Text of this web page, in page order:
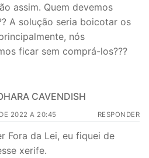
assim. Quem devemos
A solução seria boicotar os
nós
ficar sem comprá-los???
CAVENDISH
2022 A 20:45 RESPONDER
Fora da Lei, eu fiquei de
xerife.